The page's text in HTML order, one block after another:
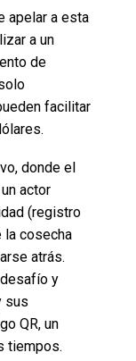
apelar a esta
a un
de
facilitar
donde el
actor
(registro
cosecha
atrás.
y
sus
QR, un
tiempos.